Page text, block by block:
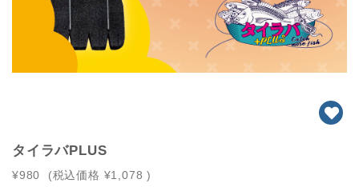
タイラバPLUS
¥980 (税込価格 ¥1,078 )